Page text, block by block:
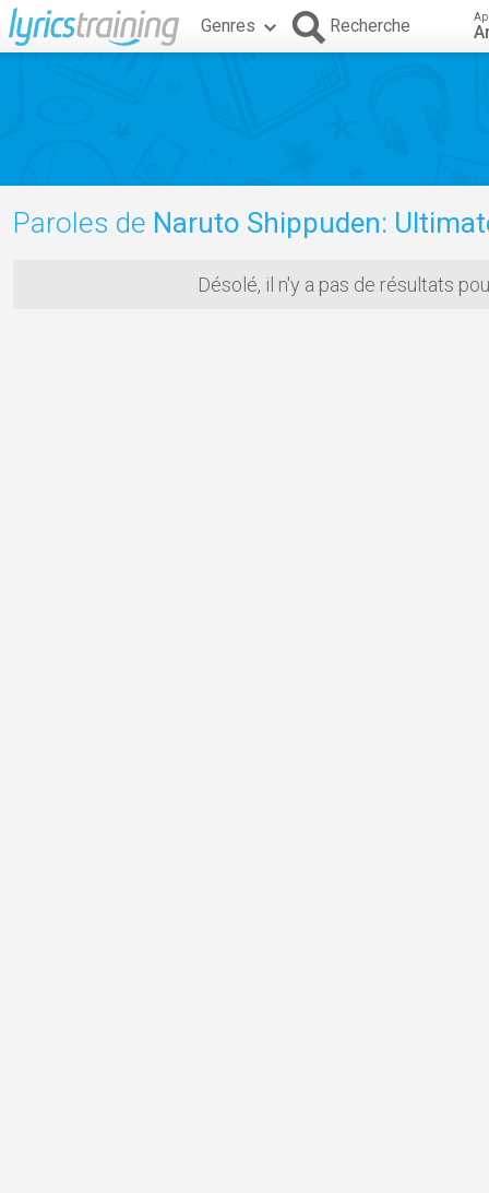
Genres Recherche
Paroles de Naruto Shippuden: Ultimate
Désolé, il n'y a pas de résultats